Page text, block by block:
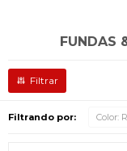
FUNDAS
Filtrando por: Color: